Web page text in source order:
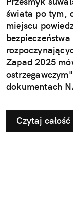
świata po tym,
miejscu
Zapad 2025
dokumentach
Czytaj całość